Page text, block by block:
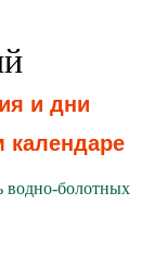
и дни
календаре
болотных